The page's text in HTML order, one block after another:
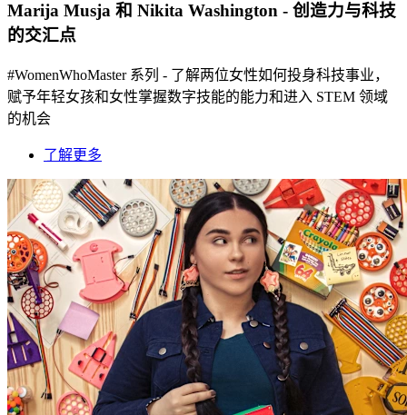
Marija Musja 和 Nikita Washington - 创造力与科技
的交汇点
#WomenWhoMaster 系列 - 了解两位女性如何投身科技事业，
赋予年轻女孩和女性掌握数字技能的能力和进入 STEM 领域
的机会
了解更多